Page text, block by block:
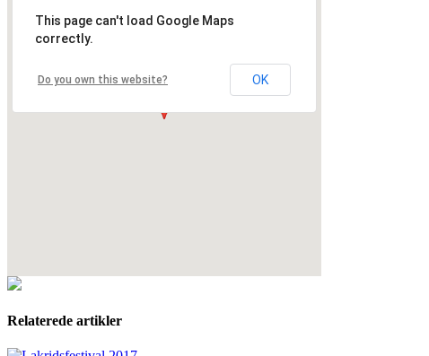
This page can't load Google Maps
correctly.
Do you own this website? OK
Relaterede artikler